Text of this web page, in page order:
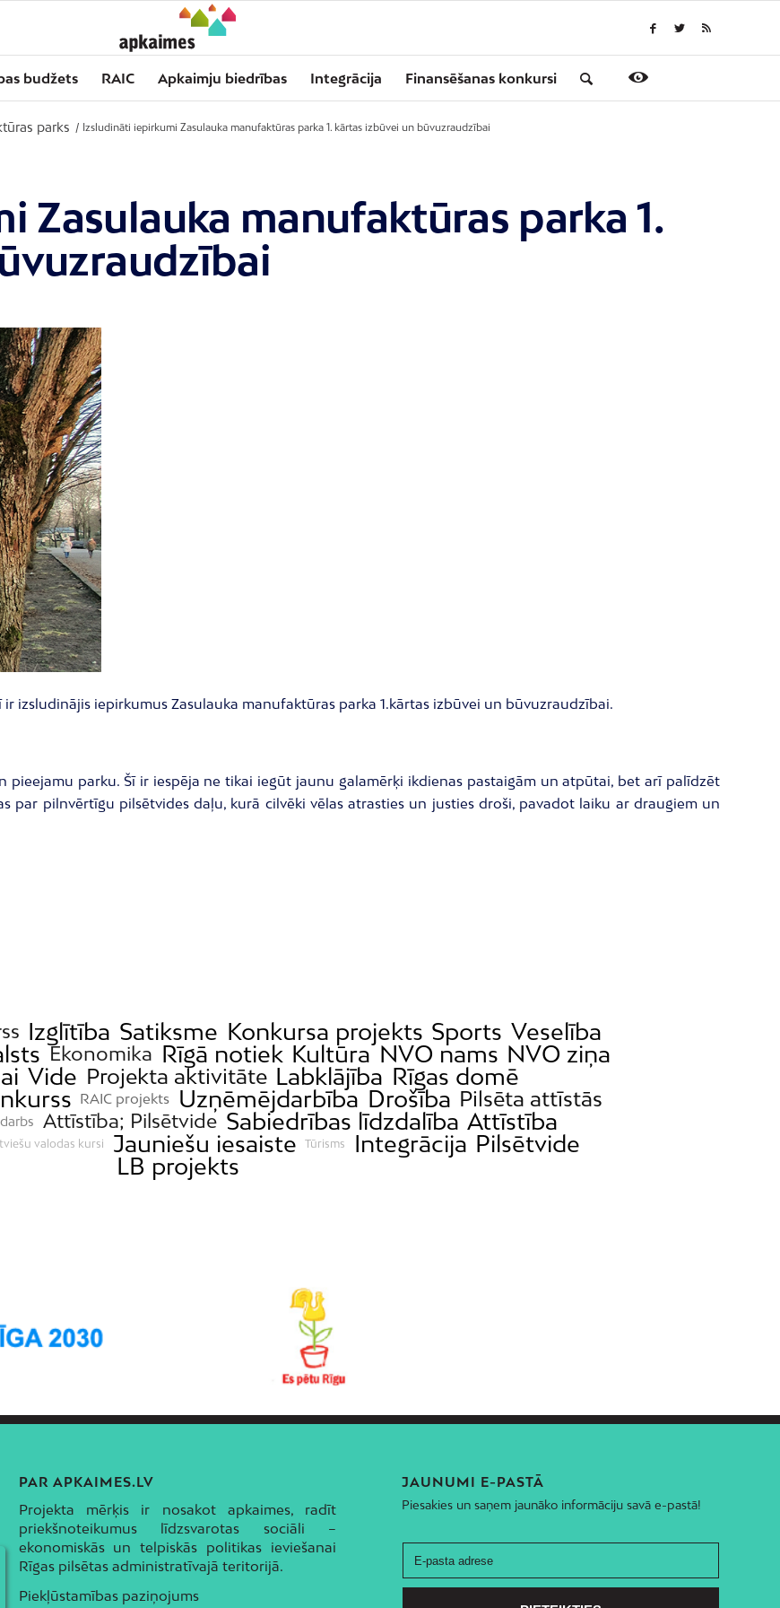
budžets RAIC Apkaimju biedrības Integrācija Finansēšanas konkursi
parks / Izsludināti iepirkumi Zasulauka manufaktūras parka 1. kārtas izbūvei un būvuzraudzībai
Zasulauka manufaktūras parka 1.
izsludinājis iepirkumus Zasulauka manufaktūras parka 1.kārtas izbūvei un būvuzraudzībai.
pieejamu parku. Šī ir iespēja ne tikai iegūt jaunu galamērķi ikdienas pastaigām un atpūtai, bet arī palīdzēt
par pilnvērtīgu pilsētvides daļu, kurā cilvēki vēlas atrasties un justies droši, pavadot laiku ar draugiem un
Izglītība Satiksme Konkursa projekts Sports Veselība
Ekonomika Rīgā notiek Kultūra NVO nams NVO ziņa
Vide Projekta aktivitāte Labklājība Rīgas domē
RAIC projekts Uzņēmējdarbība Drošība Pilsēta attīstās
Attīstība; Pilsētvide Sabiedrības līdzdalība Attīstība
valodas kursi Jauniešu iesaiste Tūrisms Integrācija Pilsētvide
LB projekts
PAR APKAIMES.LV
Projekta mērķis ir nosakot apkaimes, radīt
priekšnoteikumus līdzsvarotas sociāli –
ekonomiskās un telpiskās politikas ieviešanai
Rīgas pilsētas administratīvajā teritorijā.
Piekļūstamības paziņojums
JAUNUMI E-PASTĀ
Piesakies un saņem jaunāko informāciju savā e-pastā!